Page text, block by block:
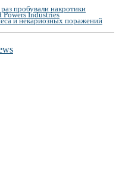
раз пробували накротики
Industries
и некариозных поражений